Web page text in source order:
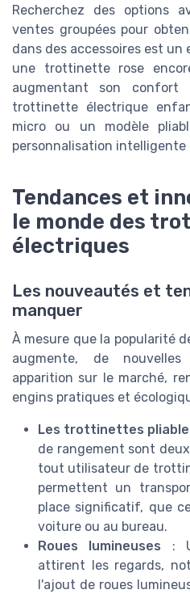
Recherchez des options
ventes groupées pour
dans des accessoires est
une trottinette rose
augmentant son confort
trottinette électrique
micro ou un modèle
personnalisation intelligente
Tendances et
le monde des
électriques
Les nouveautés et
manquer
À mesure que la popularité
augmente, de
apparition sur le marché,
engins pratiques et
Les trottinettes
de rangement sont
tout utilisateur de
permettent un
place significatif, que
voiture ou au bureau.
Roues lumineuses :
attirent les regards,
l'ajout de roues